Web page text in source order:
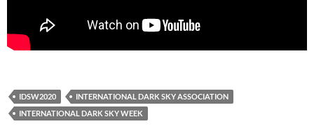
IDSW2020
INTERNATIONAL DARK SKY ASSOCIATION
INTERNATIONAL DARK SKY WEEK